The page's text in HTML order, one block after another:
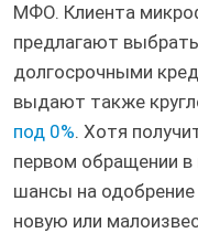
МФО. Клиента
предлагают
долгосрочными
выдают также
под 0%. Хотя
первом обращении
шансы на
новую или